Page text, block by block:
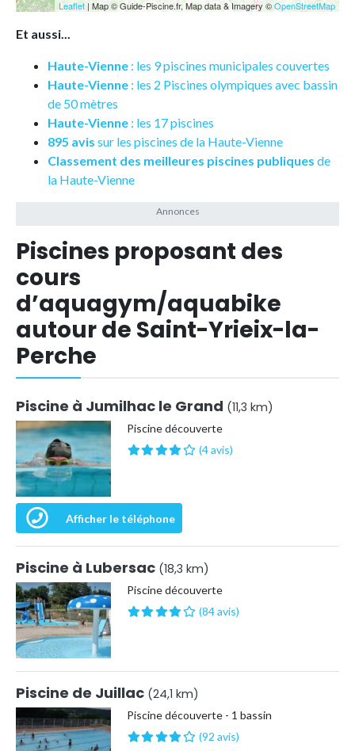
Leaflet | Map © Guide-Piscine.fr, Map data & Imagery ©OpenStreetMap
Et aussi...
Haute-Vienne : les 9 piscines municipales couvertes
Haute-Vienne : les 2 Piscines olympiques avec bassin
de 50 mètres
Haute-Vienne : les 17 piscines
895 avis sur les piscines de la Haute-Vienne
Classement des meilleures piscines publiques de
la Haute-Vienne
Piscines proposant des
cours
d’aquagym/aquabike
autour de Saint-Yrieix-la-
Perche
Piscine à Jumilhac le Grand (11,3 km)
Piscine découverte
(4 avis)
Afficher le téléphone
Piscine à Lubersac (18,3 km)
Piscine découverte
(84 avis)
Piscine de Juillac (24,1 km)
Piscine découverte - 1 bassin
(92 avis)